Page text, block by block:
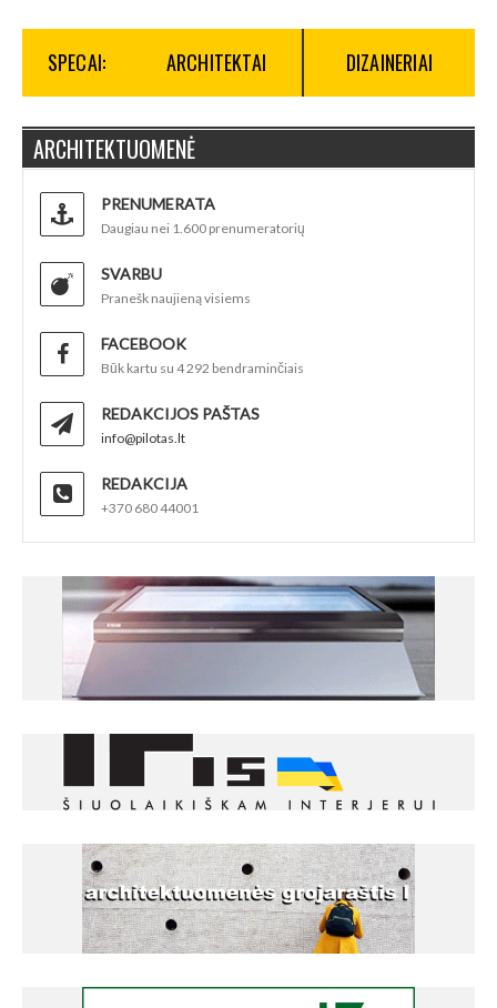
SPECAI: ARCHITEKTAI DIZAINERIAI
ARCHITEKTUOMENĖ
PRENUMERATA
Daugiau nei 1.600 prenumeratorių
SVARBU
Pranešk naujieną visiems
FACEBOOK
Būk kartu su 4 292 bendraminčiais
REDAKCIJOS PAŠTAS
info@pilotas.lt
REDAKCIJA
+370 680 44001